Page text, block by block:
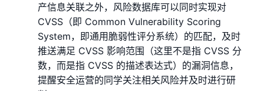
产信息关联之外，⻛险数据库可以同时实现对
CVSS（即 Common Vulnerability Scoring
System，即通用脆弱性评分系统）的匹配，及时
推送满足 CVSS 影响范围（这里不是指 CVSS 分
数，而是指 CVSS 的描述表达式）的漏洞信息，
提醒安全运营的同学关注相关⻛险并及时进行研